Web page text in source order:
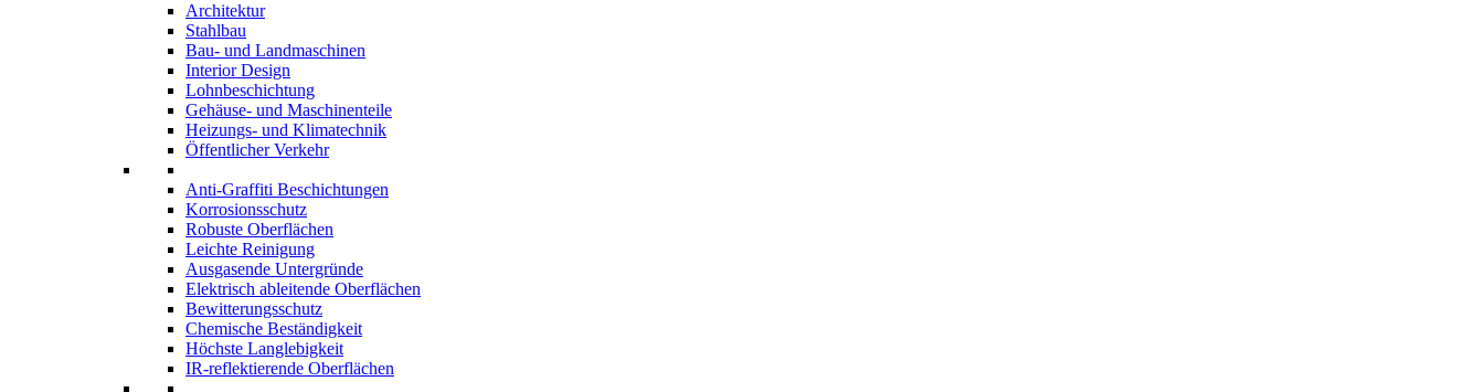
Architektur
Stahlbau
Bau- und Landmaschinen
Interior Design
Lohnbeschichtung
Gehäuse- und Maschinenteile
Heizungs- und Klimatechnik
Öffentlicher Verkehr
Anti-Graffiti Beschichtungen
Korrosionsschutz
Robuste Oberflächen
Leichte Reinigung
Ausgasende Untergründe
Elektrisch ableitende Oberflächen
Bewitterungsschutz
Chemische Beständigkeit
Höchste Langlebigkeit
IR-reflektierende Oberflächen